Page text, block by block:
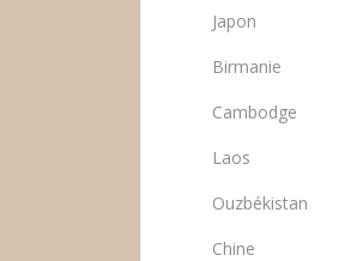
Japon
Birmanie
Cambodge
Laos
Ouzbékistan
Chine